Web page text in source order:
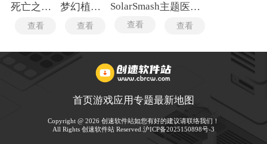
死亡之屋2重制版
查看
梦幻植物城
查看
SolarSmash
查看
主题医院单机版
查看
首页游戏应用专题最新地图
Copyright @ 2026 创速软件站如您有好的建议请联络我们！
All Rights 创速软件站 Reserved. 沪ICP备2025150898号-3